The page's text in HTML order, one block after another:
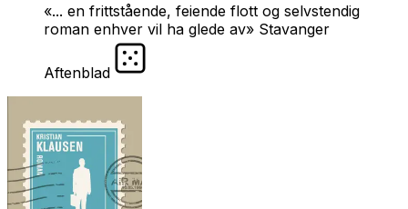
«... en frittstående, feiende flott og selvstendig
roman enhver vil ha glede av» Stavanger
Aftenblad